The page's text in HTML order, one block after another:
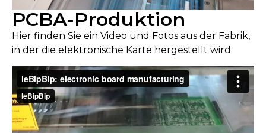
PCBA-Produktion
Hier finden Sie ein Video und Fotos aus der Fabrik,
in der die elektronische Karte hergestellt wird.